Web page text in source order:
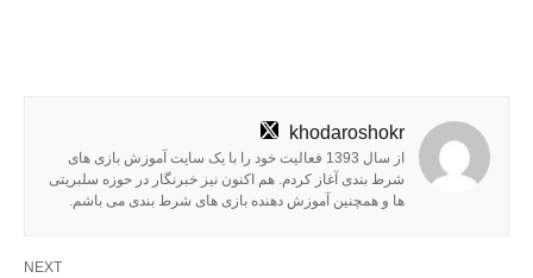
khodaroshokr
از سال 1393 فعالیت خود را با یک سایت آموزش بازی های
شرط بندی آغاز کردم. هم اکنون نیز خبرنگار در حوزه سلبریتی
ها و همچنین آموزش دهنده بازی های شرط بندی می باشم.
NEXT